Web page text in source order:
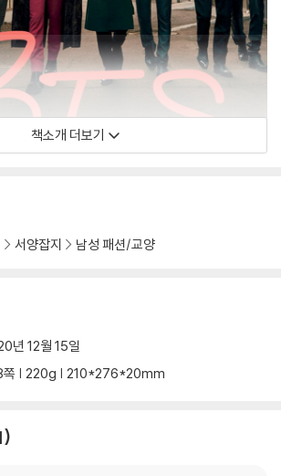
책소개 더보기
서양잡지 남성 패션/교양
년 12월 15일
쪽 | 220g | 210*276*20mm